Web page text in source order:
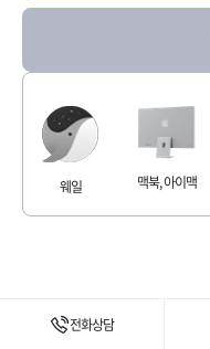
웨일 맥북, 아이맥
전화상담